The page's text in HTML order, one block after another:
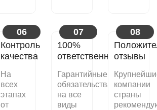
06
Контроль
качества
На
всех
этапах
от
07
100%
ответственность
Гарантийные
обязательства
на все
виды
08
отзывы
компании
страны